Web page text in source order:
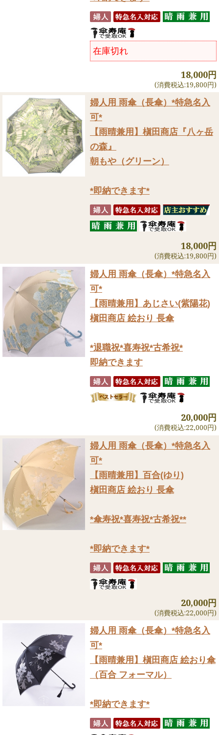
在庫切れ
18,000円
(消費税込:19,800円)
婦人用 雨傘（長傘） *特急名入
可*
【雨晴兼用】槇田商店『八ヶ岳
の森』
朝もや（グリーン）
*即納できます*
18,000円
(消費税込:19,800円)
婦人用 雨傘（長傘） *特急名入
可*
【雨晴兼用】あじさい(紫陽花)
槇田商店 絵おり 長傘
*退職祝*喜寿祝*古希祝*
即納できます
20,000円
(消費税込:22,000円)
婦人用 雨傘（長傘） *特急名入
可*
【雨晴兼用】百合(ゆり)
槇田商店 絵おり 長傘
*傘寿祝*喜寿祝*古希祝**
*即納できます*
20,000円
(消費税込:22,000円)
婦人用 雨傘（長傘） *特急名入
可*
【雨晴兼用】槇田商店 絵おり傘
（百合 フォーマル）
*即納できます*